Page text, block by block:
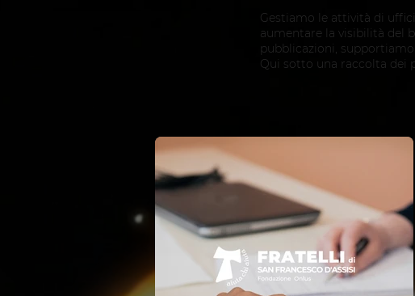
Gestiamo le attività di
aumentare la visibilità del
pubblicazioni,
Qui sotto una raccolta dei